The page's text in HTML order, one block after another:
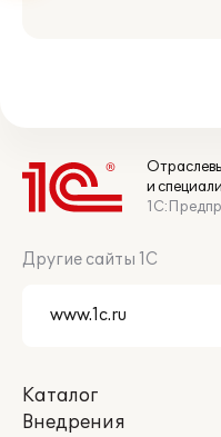
и
Другие сайты 1С
Каталог
Внедрения